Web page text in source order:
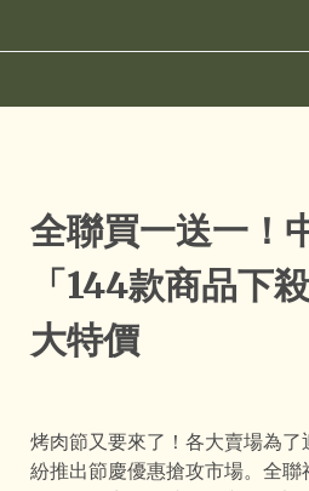
全聯買一送一！
「144款商品下
大特價
烤肉節又要來了！各大賣場為
紛推出節慶優惠搶攻市場。全